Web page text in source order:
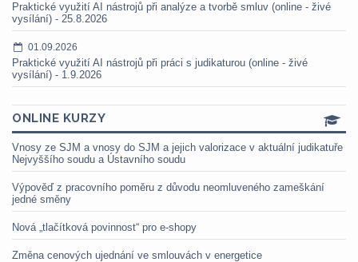
Praktické využití AI nástrojů při analýze a tvorbě smluv (online - živé
vysílání) - 25.8.2026
01.09.2026
Praktické využití AI nástrojů při práci s judikaturou (online - živé
vysílání) - 1.9.2026
ONLINE KURZY
Vnosy ze SJM a vnosy do SJM a jejich valorizace v aktuální judikatuře
Nejvyššího soudu a Ústavního soudu
Výpověď z pracovního poměru z důvodu neomluveného zameškání
jedné směny
Nová „tlačítková povinnost“ pro e-shopy
Změna cenových ujednání ve smlouvách v energetice